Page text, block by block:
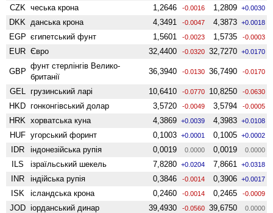
CZK чеська крона 1,2646 -0.0016 1,2809 +0.0030
DKK данська крона 4,3491 -0.0047 4,3873 +0.0018
EGP єгипетський фунт 1,5601 -0.0023 1,5735 -0.0003
EUR Євро 32,4400 -0.0320 32,7270 +0.0170
GBP
фунт стерлінгів Велико­
британії
36,3940 -0.0130 36,7490 -0.0170
GEL грузинський ларі 10,6410 -0.0770 10,8250 -0.0630
HKD гонконгівський долар 3,5720 -0.0049 3,5794 -0.0005
HRK хорватська куна 4,3869 +0.0039 4,3983 +0.0108
HUF угорський форинт 0,1003 +0.0001 0,1005 +0.0002
IDR індонезійська рупія 0,0019 0.0000 0,0019 0.0000
ILS ізраїльський шекель 7,8280 +0.0204 7,8661 +0.0318
INR індійська рупія 0,3846 -0.0014 0,3906 +0.0017
ISK ісландська крона 0,2460 -0.0014 0,2465 -0.0009
JOD іорданський динар 39,4930 -0.0560 39,6750 0.0000